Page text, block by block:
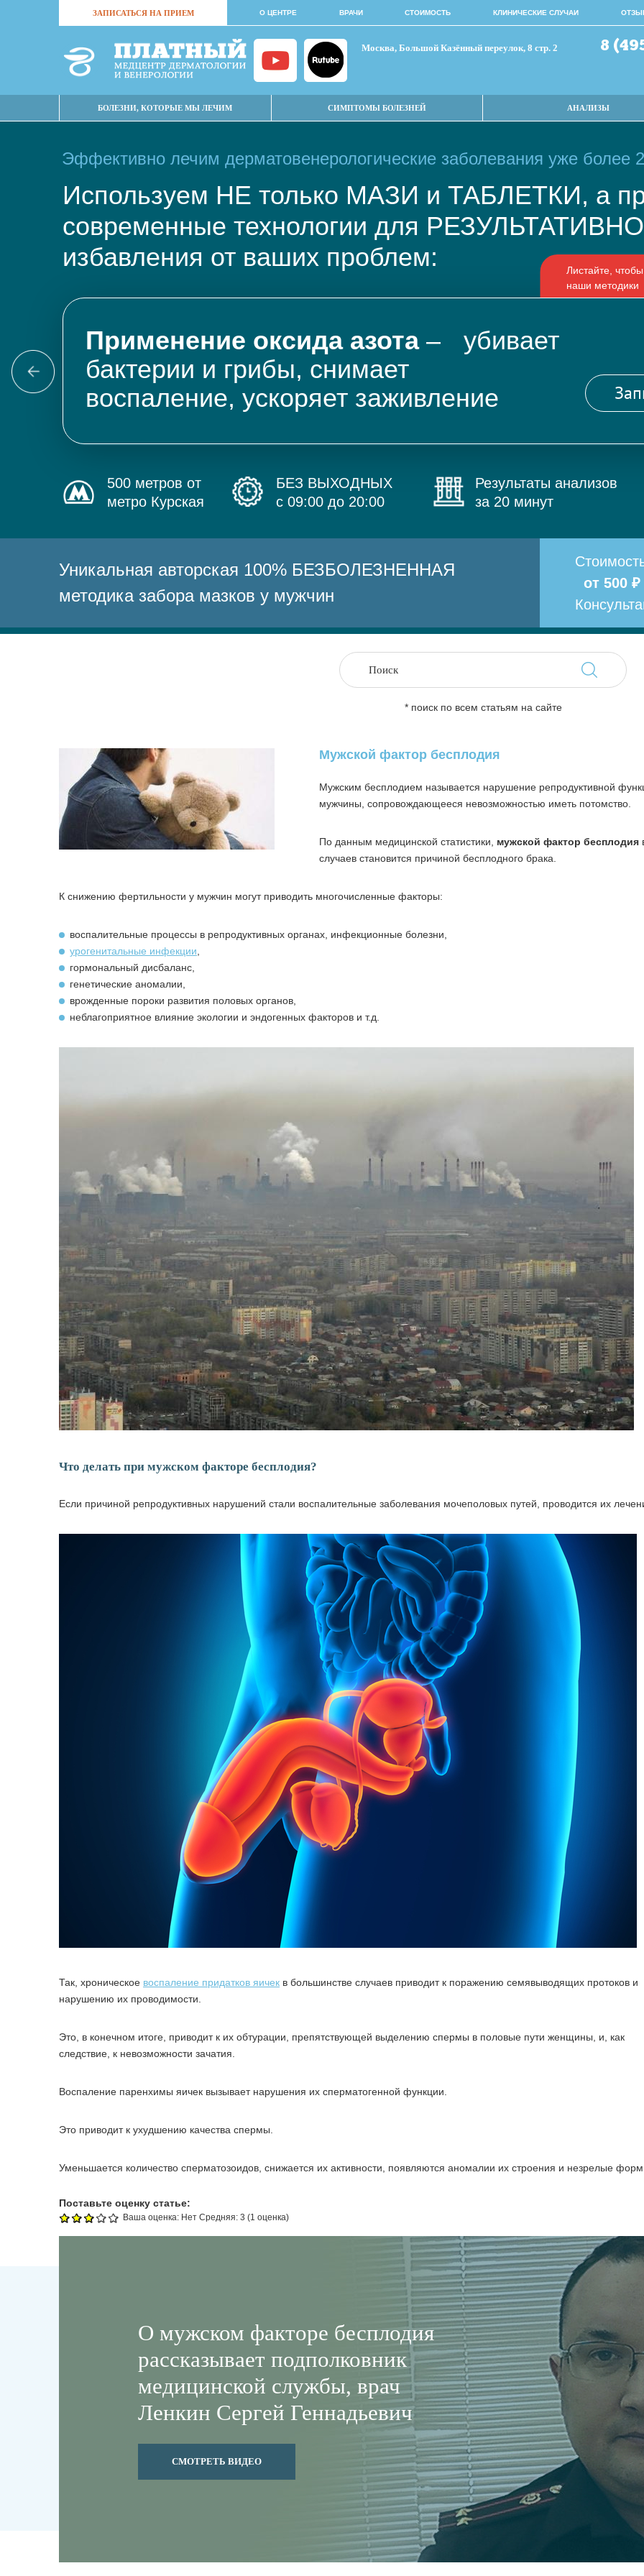
ЗАПИСАТЬСЯ НА ПРИЕМ О ЦЕНТРЕ ВРАЧИ СТОИМОСТЬ КЛИНИЧЕСКИЕ СЛУЧАИ
Москва, Большой Казённый переулок, 8 стр. 2 8
БОЛЕЗНИ, КОТОРЫЕ МЫ ЛЕЧИМ СИМПТОМЫ БОЛЕЗНЕЙ АНАЛИЗЫ
Эффективно лечим дерматовенерологические заболевания уже более
Используем НЕ только МАЗИ и ТАБЛЕТКИ, а
современные технологии для
избавления от ваших проблем:
Применение оксида азота– убивает
бактерии и грибы, снимает
воспаление, ускоряет заживление
500 метров от
метро Курская
БЕЗ ВЫХОДНЫХ
с 09:00 до 20:00
Результаты анализов
за 20 минут
Уникальная авторская 100% БЕЗБОЛЕЗНЕННАЯ
методика забора мазков у мужчин
от 500
* поиск по всем статьям на сайте
Мужской фактор бесплодия
Мужским бесплодием называется нарушение репродуктивной
мужчины, сопровождающееся невозможностью иметь потомство.
По данным медицинской статистики, мужской фактор бесплодия
случаев становится причиной бесплодного брака.
К снижению фертильности у мужчин могут приводить многочисленные факторы:
воспалительные процессы в репродуктивных органах, инфекционные болезни,
урогенитальные инфекции
гормональный дисбаланс,
генетические аномалии,
врожденные пороки развития половых органов,
неблагоприятное влияние экологии и эндогенных факторов и т.д.
Что делать при мужском факторе бесплодия?
Если причиной репродуктивных нарушений стали воспалительные заболевания мочеполовых путей, проводится их
Так, хроническое воспаление придатков яичек в большинстве случаев приводит к поражению семявыводящих протоков и
нарушению их проводимости.
Это, в конечном итоге, приводит к их обтурации, препятствующей выделению спермы в половые пути женщины, и, как
следствие, к невозможности зачатия.
Воспаление паренхимы яичек вызывает нарушения их сперматогенной функции.
Это приводит к ухудшению качества спермы.
Уменьшается количество сперматозоидов, снижается их активности, появляются аномалии их строения и незрелые
Поставьте оценку статье:
Ваша оценка: Нет Средняя: 3 (1 оценка)
О мужском факторе бесплодия
рассказывает подполковник
медицинской службы, врач
Ленкин Сергей Геннадьевич
СМОТРЕТЬ ВИДЕО